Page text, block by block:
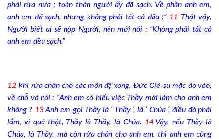
phải rửa nữa ; toàn thân người ấy đã sạch. Về phần anh em,
anh em đã sạch, nhưng không phải tất cả đâu !” 11 Thật vậy,
Người biết ai sẽ nộp Người, nên mới nói : “Không phải tất cả
anh em đều sạch.”
12 Khi rửa chân cho các môn đệ xong, Đức Giê-su mặc áo vào,
về chỗ và nói : “Anh em có hiểu việc Thầy mới làm cho anh em
không ? 13Anh em gọi Thầy là ‘ Thầy ‘, là ‘ Chúa ‘, điều đó phải
lắm, vì quả thật, Thầy là Thầy, là Chúa. 14Vậy, nếu Thầy là
Chúa, là Thầy, mà còn rửa chân cho anh em, thì anh em cũng